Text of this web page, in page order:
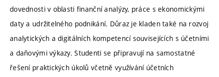
dovednosti v oblasti finanční analýzy, práce s ekonomickými
daty a udržitelného podnikání. Důraz je kladen také na rozvoj
analytických a digitálních kompetencí souvisejících s účetními
a daňovými výkazy. Studenti se připravují na samostatné
řešení praktických úkolů včetně využívání účetních